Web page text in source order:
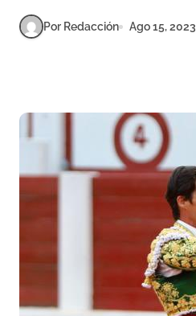
Por Redacción Ago 15, 2023